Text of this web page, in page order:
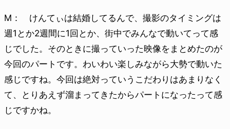
M： けんてぃは結婚してるんで、撮影のタイミングは
週1とか2週間に1回とか、街中でみんなで動いてって感
じでした。そのときに撮っていった映像をまとめたのが
今回のパートです。わいわい楽しみながら大勢で動いた
感じですね。今回は絶対っていうこだわりはあまりなく
て、とりあえず溜まってきたからパートになったって感
じですかね。